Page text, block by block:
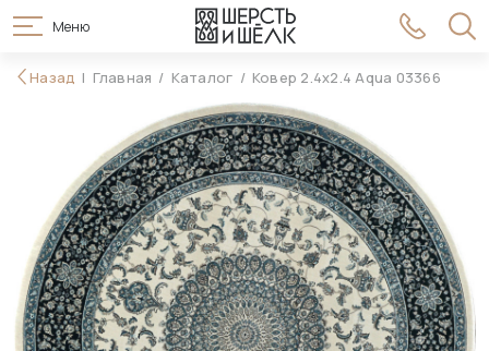
Меню
44 995 ₽ 89 990 ₽ В корзину
Назад Главная Каталог Ковер 2.4x2.4 Aqua 03366